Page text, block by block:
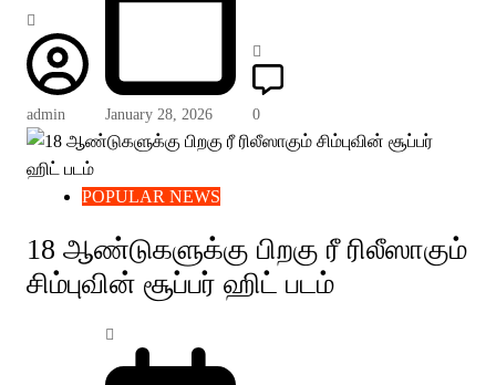
admin January 28, 2026 0
POPULAR NEWS
18 ஆண்டுகளுக்கு பிறகு ரீ ரிலீஸாகும்
சிம்புவின் சூப்பர் ஹிட் படம்